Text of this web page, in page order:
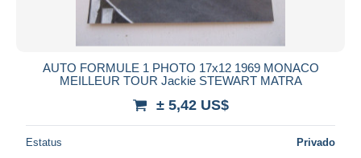
AUTO FORMULE 1 PHOTO 17x12 1969 MONACO
MEILLEUR TOUR Jackie STEWART MATRA
± 5,42 US$
Estatus Privado